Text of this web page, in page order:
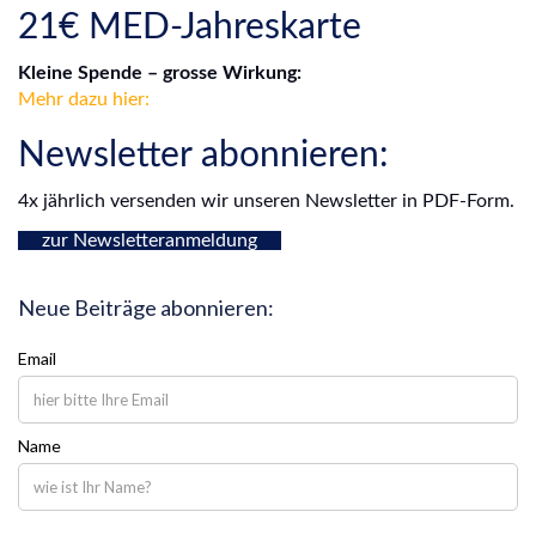
21€ MED-Jahreskarte
Kleine Spende – grosse Wirkung:
Mehr dazu hier:
Newsletter abonnieren:
4x jährlich versenden wir unseren Newsletter in PDF-Form.
zur Newsletteranmeldung